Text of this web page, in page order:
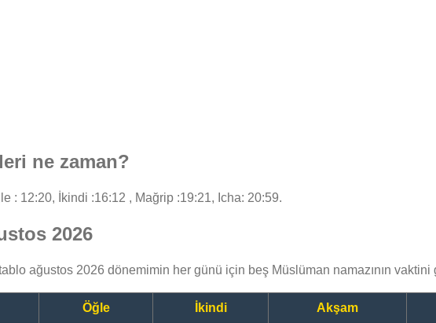
ne zaman?
: 12:20, İkindi :16:12 , Mağrip :19:21, Icha: 20:59.
2026
ağustos 2026 dönemimin her günü için beş Müslüman namazının vaktini
Öğle İkindi Akşam